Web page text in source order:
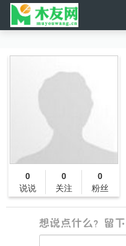
0
说说
0
关注
0
粉丝